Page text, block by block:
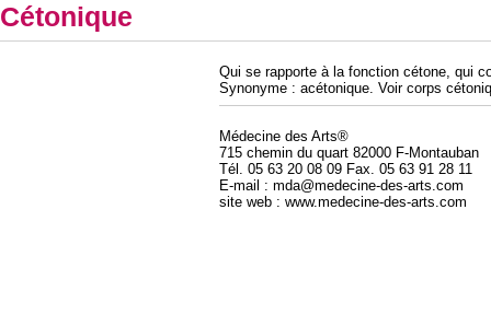
Cétonique
Qui se rapporte à la fonction cétone, qui
Synonyme : acétonique. Voir corps
Médecine des Arts®
715 chemin du quart 82000 F-Montauban
Tél. 05 63 20 08 09 Fax. 05 63 91 28 11
E-mail : mda@medecine-des-arts.com
site web : www.medecine-des-arts.com